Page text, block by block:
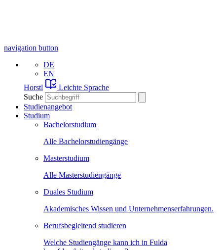
navigation button
DE
EN
Horstl
Leichte Sprache
Suche
Studienangebot
Studium
Bachelorstudium
Alle Bachelorstudiengänge
Masterstudium
Alle Masterstudiengänge
Duales Studium
Akademisches Wissen und Unternehmenserfahrungen.
Berufsbegleitend studieren
Welche Studiengänge kann ich in Fulda